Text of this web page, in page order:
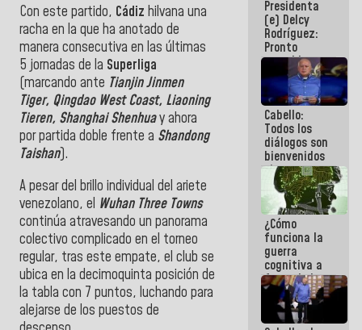
Con este partido, Cádiz hilvana una
racha en la que ha anotado de
manera consecutiva en las últimas
5 jornadas de la Superliga
(marcando ante Tianjin Jinmen
Tiger, Qingdao West Coast, Liaoning
Tieren, Shanghai Shenhuay ahora
por partida doble frente a Shandong
Taishan).
A pesar del brillo individual del ariete
venezolano, el Wuhan Three Towns
continúa atravesando un panorama
colectivo complicado en el torneo
regular, tras este empate, el club se
ubica en la decimoquinta posición de
la tabla con 7 puntos, luchando para
alejarse de los puestos de
energético
Presidenta
(e) Delcy
Rodríguez:
Pronto
restableceremos
las
operaciones
en el
Aeropuerto
Internacional
de
Maiquetía
Cabello:
Todos los
diálogos son
bienvenidos
siempre que
estén en el
marco de la
Constitución
de la
República
¿Cómo
funciona la
guerra
cognitiva a
favor de la
narrativa
hegemónica?
(1)